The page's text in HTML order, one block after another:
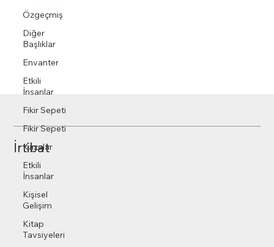
Özgeçmiş
Diğer
Başlıklar
Envanter
Etkili
İnsanlar
Fikir Sepeti
Fikir Sepeti
Kazalar
Etkili
İnsanlar
Kişisel
Gelişim
Kitap
Tavsiyeleri
İrtibat